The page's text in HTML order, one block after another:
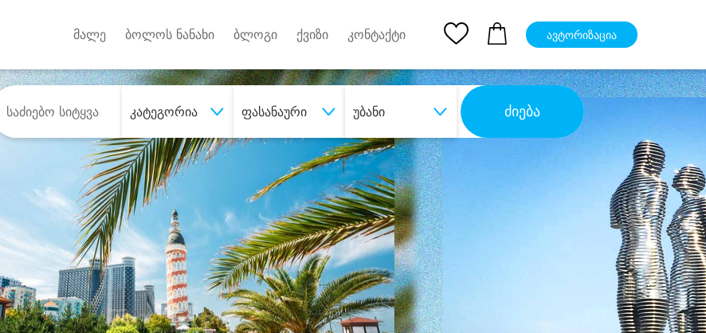
მალე ბოლოს ნანახი ბლოგი ქვიზი კონტაქტი ავტორიზაცია
კატეგორია ფასანაური უბანი ძიება
შეიძინესასურველი მომსახურებადიდი დანაზოგით